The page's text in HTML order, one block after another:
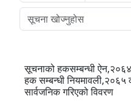
सूचनाको हकसम्बन्धी
हक सम्बन्धी नियमावली,२०६५
सार्वजनिक गरिएको विवरण